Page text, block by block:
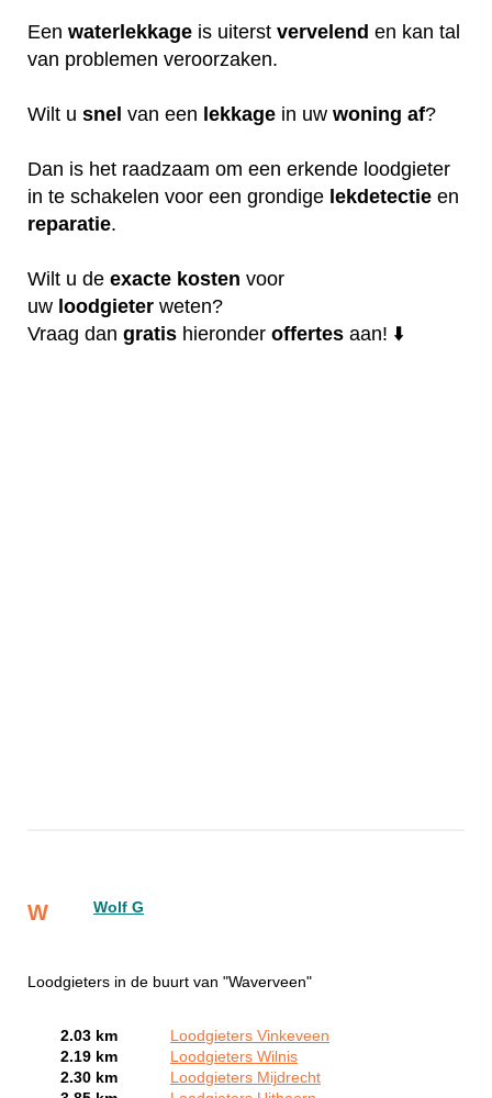
Een waterlekkage is uiterst vervelend en kan tal
van problemen veroorzaken.
Wilt u snel van een lekkage in uw woning af?
Dan is het raadzaam om een erkende loodgieter
in te schakelen voor een grondige lekdetectie en
reparatie.
Wilt u de exacte kosten voor
uw loodgieter weten?
Vraag dan gratis hieronder offertes aan! ⬇️
W Wolf G
Loodgieters in de buurt van "Waverveen"
2.03 km
Loodgieters Vinkeveen
2.19 km
Loodgieters Wilnis
2.30 km
Loodgieters Mijdrecht